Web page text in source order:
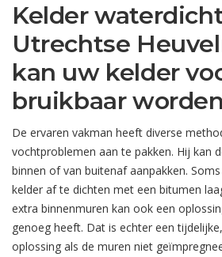
Kelder
Utrechtse
kan uw kelder
bruikbaar
De ervaren vakman heeft diverse
vochtproblemen aan te pakken. Hij kan
binnen of van buitenaf aanpakken.
kelder af te dichten met een bitumen
extra binnenmuren kan ook een
genoeg heeft. Dat is echter een
oplossing als de muren niet